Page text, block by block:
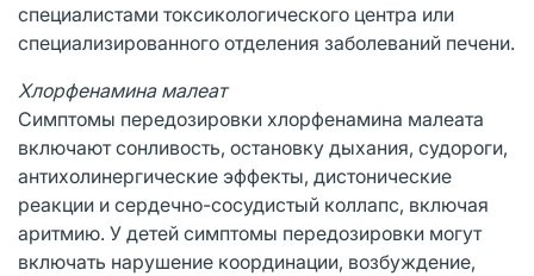
специалистами токсикологического центра или
специализированного отделения заболеваний печени.
Хлорфенамина малеат
Симптомы передозировки хлорфенамина малеата
включают сонливость, остановку дыхания, судороги,
антихолинергические эффекты, дистонические
реакции и сердечно-сосудистый коллапс, включая
аритмию. У детей симптомы передозировки могут
включать нарушение координации, возбуждение,